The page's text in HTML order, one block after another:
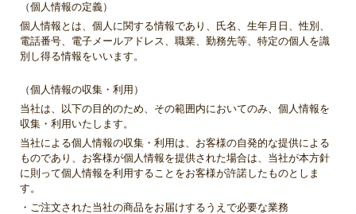
（個人情報の定義）
個人情報とは、個人に関する情報であり、氏名、生年月日、性別、
電話番号、電子メールアドレス、職業、勤務先等、特定の個人を識
別し得る情報をいいます。
（個人情報の収集・利用）
当社は、以下の目的のため、その範囲内においてのみ、個人情報を
収集・利用いたします。
当社による個人情報の収集・利用は、お客様の自発的な提供による
ものであり、お客様が個人情報を提供された場合は、当社が本方針
に則って個人情報を利用することをお客様が許諾したものとしま
す。
・ご注文された当社の商品をお届けするうえで必要な業務